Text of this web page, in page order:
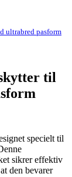
ultrabred pasform
til
specielt til
sikrer effektiv
den bevarer